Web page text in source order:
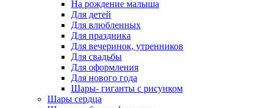
На рождение малыша
Для детей
Для влюбленных
Для праздника
Для вечеринок, утренников
Для свадьбы
Для оформления
Для нового года
Шары- гиганты с рисунком
Шары сердца